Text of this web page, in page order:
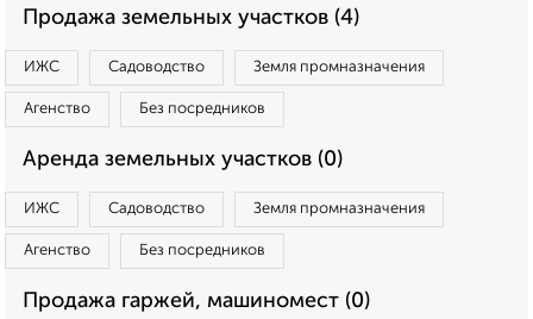
Продажа земельных участков (4)
ИЖС Садоводство Земля промназначения
Агенство Без посредников
Аренда земельных участков (0)
ИЖС Садоводство Земля промназначения
Агенство Без посредников
Продажа гаржей, машиномест (0)